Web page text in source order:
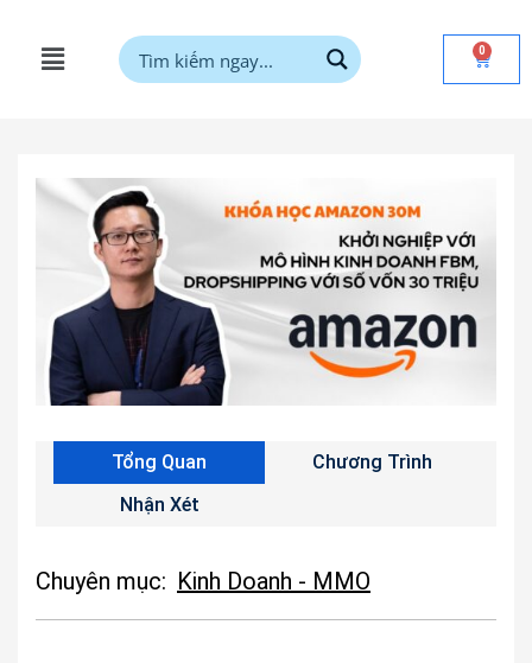
0
Tổng Quan
Chương Trình
Nhận Xét
Chuyên mục: Kinh Doanh - MMO